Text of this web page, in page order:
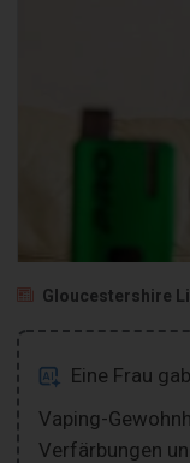
Gloucestershire
Eine Frau
Vaping-
Verfärbungen